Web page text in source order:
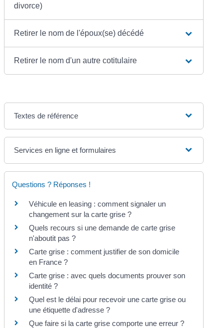
divorce)
Retirer le nom de l'époux(se) décédé
Retirer le nom d'un autre cotitulaire
Textes de référence
Services en ligne et formulaires
Questions ? Réponses !
Véhicule en leasing : comment signaler un
changement sur la carte grise ?
Quels recours si une demande de carte grise
n'aboutit pas ?
Carte grise : comment justifier de son domicile
en France ?
Carte grise : avec quels documents prouver son
identité ?
Quel est le délai pour recevoir une carte grise ou
une étiquette d'adresse ?
Que faire si la carte grise comporte une erreur ?